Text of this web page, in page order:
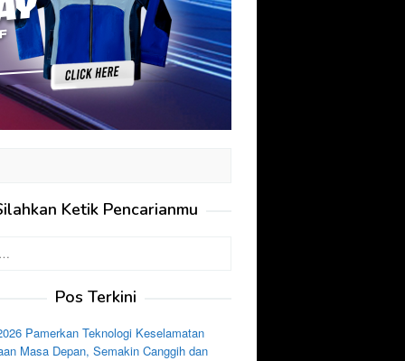
Ketik Pencarianmu
Pos Terkini
Pamerkan Teknologi Keselamatan
Masa Depan, Semakin Canggih dan